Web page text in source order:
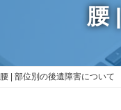
腰
腰 | 部位別の後遺障害について